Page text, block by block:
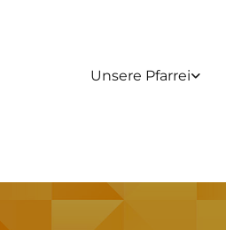
Unsere Pfarrei